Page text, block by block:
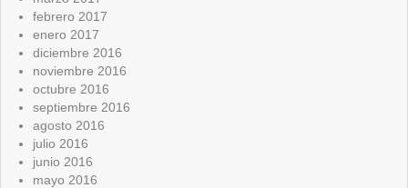
febrero 2017
enero 2017
diciembre 2016
noviembre 2016
octubre 2016
septiembre 2016
agosto 2016
julio 2016
junio 2016
mayo 2016